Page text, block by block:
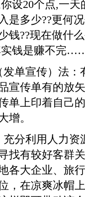
设20个点,一
是多少??更何
钱??现在做什
实钱是赚不完
发单宣传）法
宣传单有的放
单上印着自己
增。
充分利用人力
找有较好客群
各大企业、旅
，在凉爽冰帽